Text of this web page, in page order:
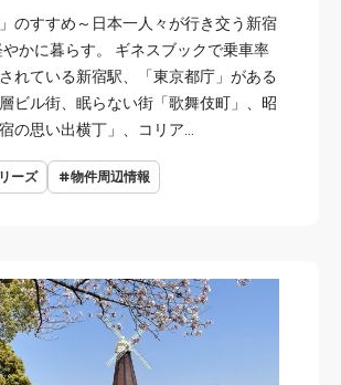
のすすめ～日本一人々が行き交う新宿
やかに暮らす。 ギネスブックで乗車率
れている新宿駅、「東京都庁」がある
ビル街、眠らない街「歌舞伎町」、昭
の思い出横丁」、コリア…
ーズ 物件周辺情報